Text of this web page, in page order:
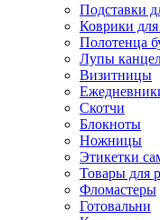
Подставки
Коврики для
Полотенца
Лупы
Визитницы
Скотчи
Блокноты
Ножницы
Этикетки
Товары для
Фломастеры
Готовальни